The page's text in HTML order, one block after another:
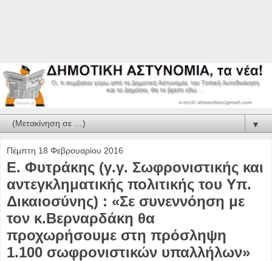
▼
Πέμπτη 18 Φεβρουαρίου 2016
Ε. Φυτράκης (γ.γ. Σωφρονιστικής και
αντεγκληματικής πολιτικής του Υπ.
Δικαιοσύνης) : «Σε συνεννόηση με
τον κ.Βερναρδάκη θα
προχωρήσουμε στη πρόσληψη
1.100 σωφρονιστικών υπαλλήλων»